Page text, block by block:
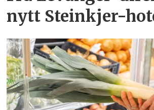
nytt Steinkjer-